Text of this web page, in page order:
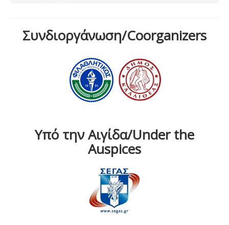
Συνδιοργάνωση/Coorganizers
Υπό την Αιγίδα/Under the
Auspices